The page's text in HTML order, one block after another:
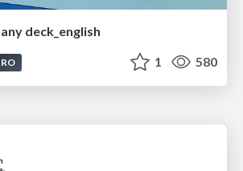
deck_english
1 580